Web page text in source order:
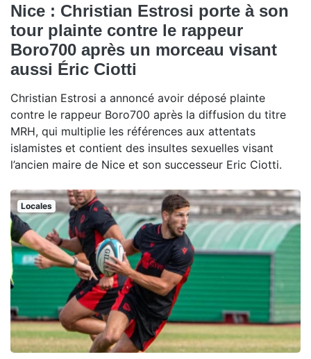
Nice : Christian Estrosi porte à son
tour plainte contre le rappeur
Boro700 après un morceau visant
aussi Éric Ciotti
Christian Estrosi a annoncé avoir déposé plainte
contre le rappeur Boro700 après la diffusion du titre
MRH, qui multiplie les références aux attentats
islamistes et contient des insultes sexuelles visant
l’ancien maire de Nice et son successeur Eric Ciotti.
Locales